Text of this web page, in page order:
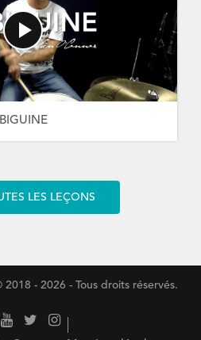
BIGUINE
LES LEÇONS
- 2026 - Tous droits réservés.